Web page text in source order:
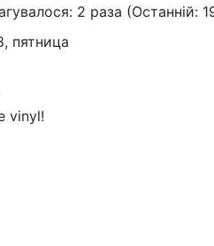
2 раза (Останній:
пятница
vinyl!